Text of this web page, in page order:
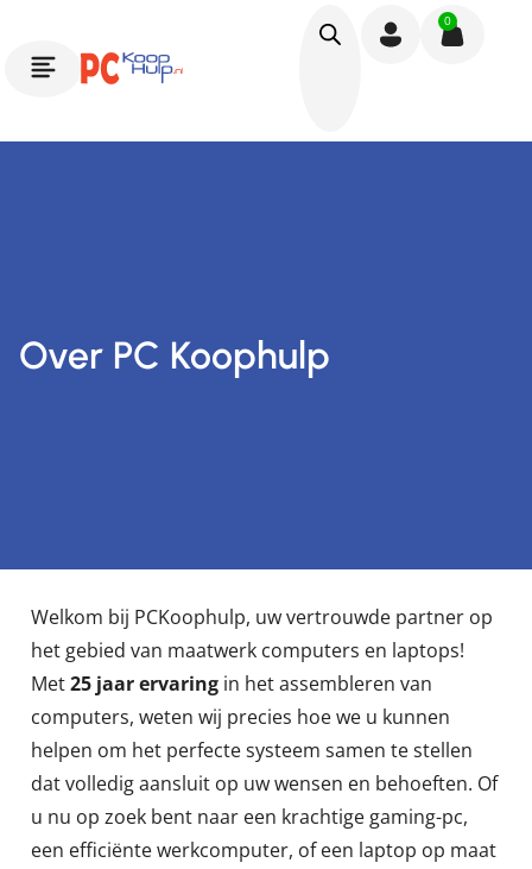
0
Over PC Koophulp
Welkom bij PCKoophulp, uw vertrouwde partner op
het gebied van maatwerk computers en laptops!
Met25 jaar ervaring in het assembleren van
computers, weten wij precies hoe we u kunnen
helpen om het perfecte systeem samen te stellen
dat volledig aansluit op uw wensen en behoeften. Of
u nu op zoek bent naar een krachtige gaming-pc,
een efficiënte werkcomputer, of een laptop op maat